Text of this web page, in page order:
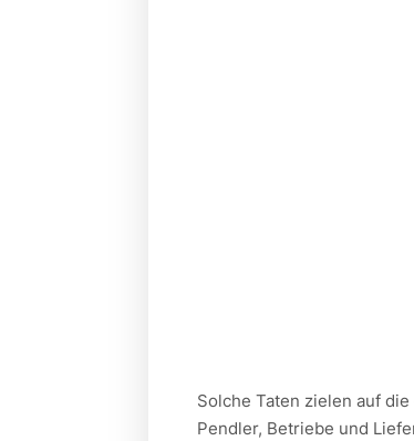
Solche Taten zielen auf
Pendler, Betriebe und